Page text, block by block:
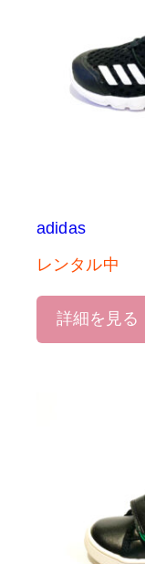
adidas
レンタル中
詳細を見る